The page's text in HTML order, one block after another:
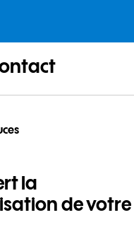
la
de votre